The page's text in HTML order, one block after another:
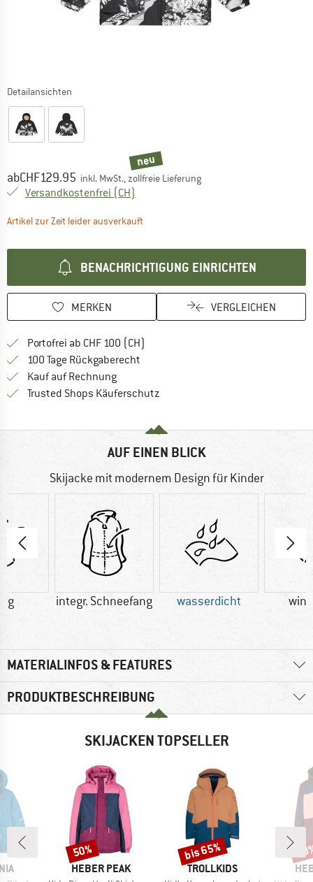
Detailansichten
neu
Preis:
abCHF129.95 inkl. MwSt., zollfreie Lieferung
Versandkostenfrei (CH)
Artikel zur Zeit leider ausverkauft
BENACHRICHTIGUNG EINRICHTEN
MERKEN VERGLEICHEN
Portofrei ab CHF 100 (CH)
100 Tage Rückgaberecht
Kauf auf RechnungFinde die Zahlungs-Infos hier! Öffnet
Trusted Shops Käuferschutz
AUF EINEN BLICK
Skijacke mit modernem Design für Kinder
g integr. Schneefang wasserdicht
MATERIALINFOS & FEATURES
PRODUKTBESCHREIBUNG
SKIJACKEN TOPSELLER
MARKE
HEBER PEAK
Rabatt
50%
MARKE
TROLLKIDS
Rabatt
bis 65%